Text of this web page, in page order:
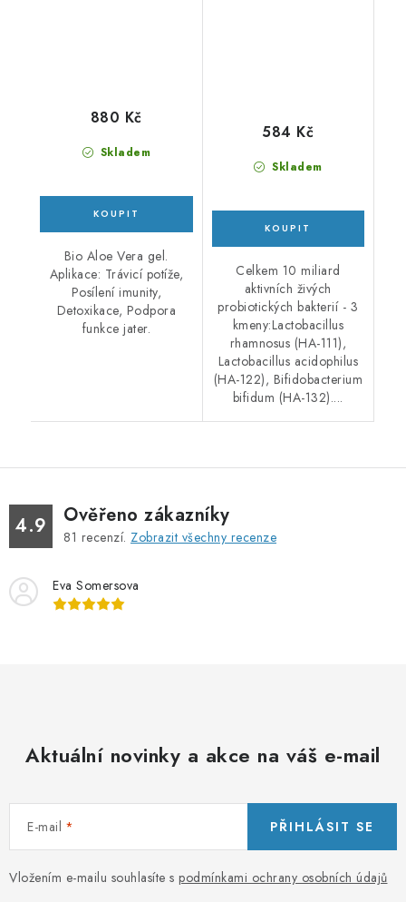
Skladem
880 Kč
Bio Aloe Vera gel.
Aplikace: Trávicí potíže,
Posílení imunity,
Detoxikace, Podpora
funkce jater.
Skladem
584 Kč
Celkem 10 miliard
aktivních živých
probiotických bakterií - 3
kmeny:Lactobacillus
rhamnosus (HA-111),
Lactobacillus acidophilus
(HA-122), Bifidobacterium
bifidum (HA-132)....
4.9 Ověřeno zákazníky
81 recenzí. Zobrazit všechny recenze
Eva Somersova
Aktuální novinky a akce na váš e-mail
E-mail
Vložením e-mailu souhlasíte s podmínkami ochrany osobních údajů
PŘIHLÁSIT SE